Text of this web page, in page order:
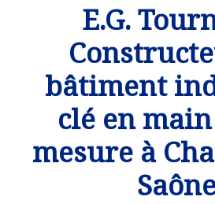
E.G.
bâtiment
clé en
mesure à